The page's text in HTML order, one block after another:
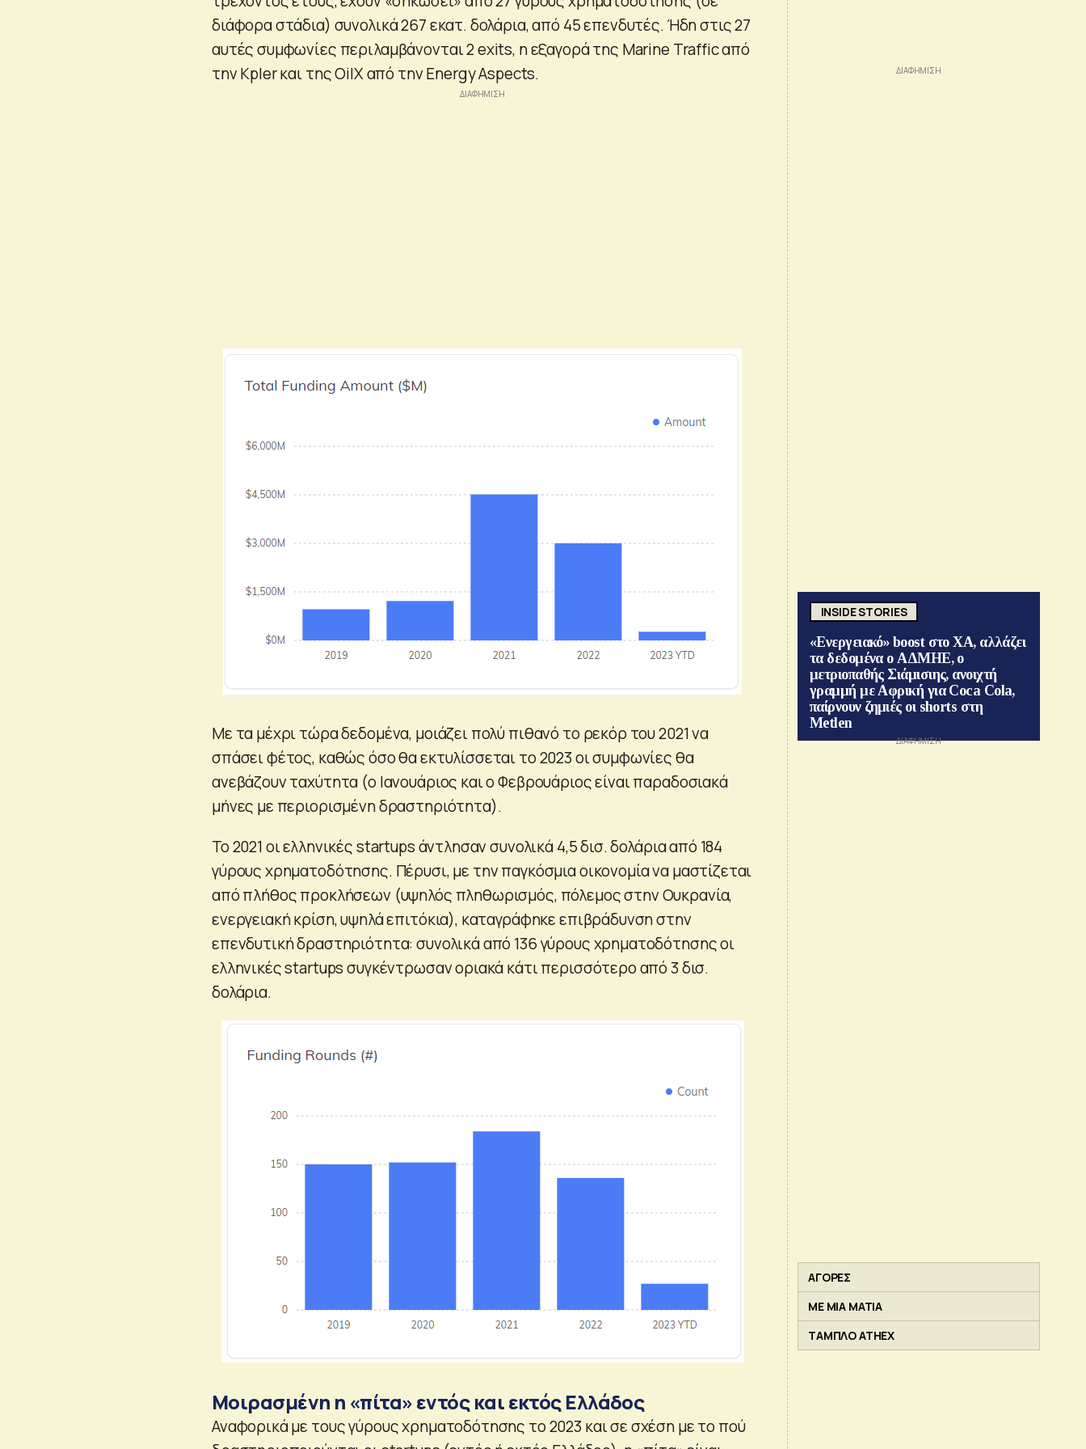
διάφορα στάδια) συνολικά 267 εκατ. δολάρια, από 45 επενδυτές. Ήδη στις 27
αυτές συμφωνίες περιλαμβάνονται 2 exits, η εξαγορά της Marine Traffic από
την Kpler και της OilX από την Energy Aspects.
Με τα μέχρι τώρα δεδομένα, μοιάζει πολύ πιθανό το ρεκόρ του 2021 να
σπάσει φέτος, καθώς όσο θα εκτυλίσσεται το 2023 οι συμφωνίες θα
ανεβάζουν ταχύτητα (ο Ιανουάριος και ο Φεβρουάριος είναι παραδοσιακά
μήνες με περιορισμένη δραστηριότητα).
Το 2021 οι ελληνικές startups άντλησαν συνολικά 4,5 δισ. δολάρια από 184
γύρους χρηματοδότησης. Πέρυσι, με την παγκόσμια οικονομία να μαστίζεται
από πλήθος προκλήσεων (υψηλός πληθωρισμός, πόλεμος στην Ουκρανία,
ενεργειακή κρίση, υψηλά επιτόκια), καταγράφηκε επιβράδυνση στην
επενδυτική δραστηριότητα: συνολικά από 136 γύρους χρηματοδότησης οι
ελληνικές startups συγκέντρωσαν οριακά κάτι περισσότερο από 3 δισ.
δολάρια.
Μοιρασμένη η «πίτα» εντός και εκτός Ελλάδος
Αναφορικά με τους γύρους χρηματοδότησης το 2023 και σε σχέση με το πού
INSIDE STORIES
«Ενεργειακό» boost στο ΧΑ, αλλάζει
τα δεδομένα ο ΑΔΜΗΕ, ο
μετριοπαθής Σιάμισιης, ανοιχτή
γραμμή με Αφρική για Coca Cola,
παίρνουν ζημιές οι shorts στη
Metlen
ΑΓΟΡΕΣ
ΜΕ ΜΙΑ ΜΑΤΙΑ
ΤΑΜΠΛΟ ATHEX